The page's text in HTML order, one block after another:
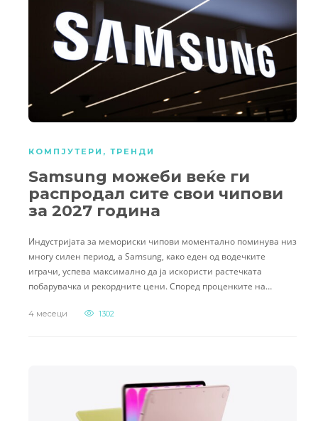
КОМПЈУТЕРИ , ТРЕНДИ
Samsung можеби веќе ги
распродал сите свои чипови
за 2027 година
Индустријата за мемориски чипови моментално поминува низ
многу силен период, а Samsung, како еден од водечките
играчи, успева максимално да ја искористи растечката
побарувачка и рекордните цени. Според проценките на…
4 месеци 1302